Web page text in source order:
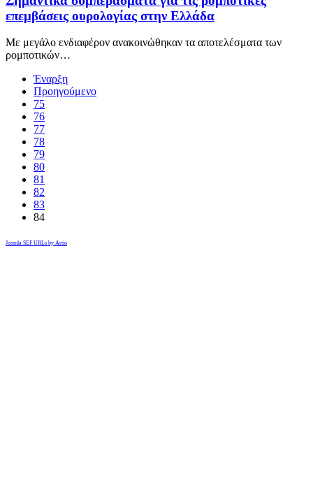
επεμβάσεις ουρολογίας στην Ελλάδα
Με μεγάλο ενδιαφέρον ανακοινώθηκαν τα αποτελέσματα των
ρομποτικών…
Έναρξη
Προηγούμενο
75
76
77
78
79
80
81
82
83
84
Joomla SEF URLs by Artio